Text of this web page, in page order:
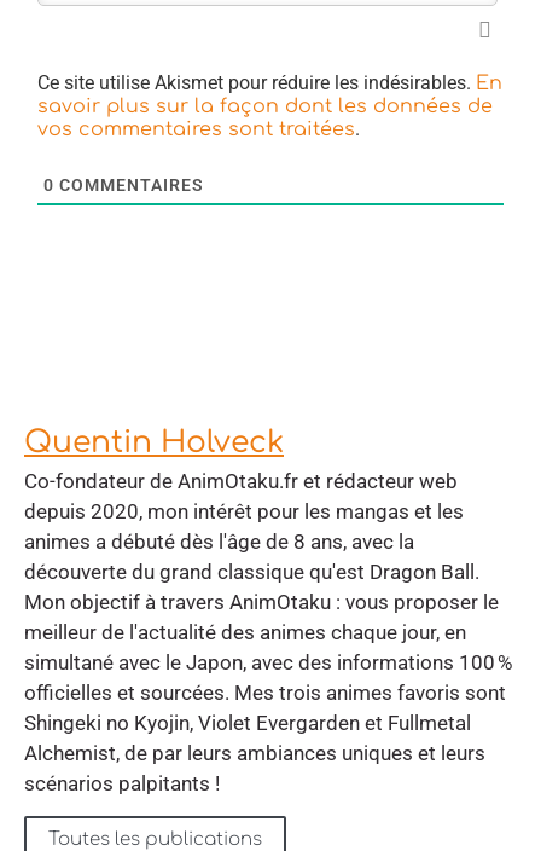
Ce site utilise Akismet pour réduire les indésirables. En
savoir plus sur la façon dont les données de
vos commentaires sont traitées.
0 COMMENTAIRES
Quentin Holveck
Co-fondateur de AnimOtaku.fr et rédacteur web
depuis 2020, mon intérêt pour les mangas et les
animes a débuté dès l'âge de 8 ans, avec la
découverte du grand classique qu'est Dragon Ball.
Mon objectif à travers AnimOtaku : vous proposer le
meilleur de l'actualité des animes chaque jour, en
simultané avec le Japon, avec des informations 100 %
officielles et sourcées. Mes trois animes favoris sont
Shingeki no Kyojin, Violet Evergarden et Fullmetal
Alchemist, de par leurs ambiances uniques et leurs
scénarios palpitants !
Toutes les publications